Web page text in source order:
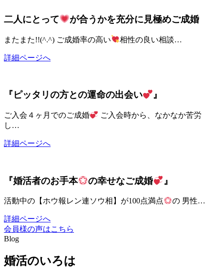
二人にとって が合うかを充分に見極めご成婚
またまた!!(^.^) ご成婚率の高い 相性の良い相談…
詳細ページへ
『ピッタリの方との運命の出会い 』
ご入会４ヶ月でのご成婚
ご入会時から、なかなか苦労
し…
詳細ページへ
『婚活者のお手本 の幸せなご成婚 』
活動中の【ホウ報レン連ソウ相】が100点満点 の 男性…
詳細ページへ
会員様の声はこちら
Blog
婚活のいろは